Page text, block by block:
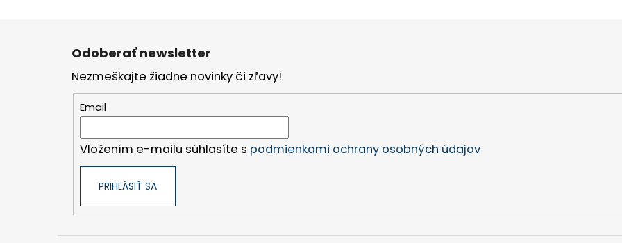
Z
Odoberať newsletter
Nezmeškajte žiadne novinky či zľavy!
Email
Vložením e-mailu súhlasíte s podmienkami ochrany osobných údajov
PRIHLÁSIŤ SA